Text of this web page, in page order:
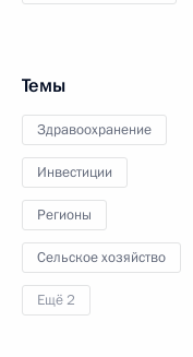
Темы
Здравоохранение
Инвестиции
Регионы
Сельское хозяйство
Ещё 2